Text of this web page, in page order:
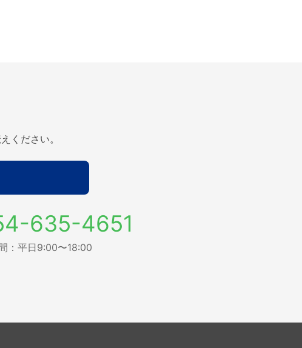
ください。
635-4651
：平日9:00〜18:00